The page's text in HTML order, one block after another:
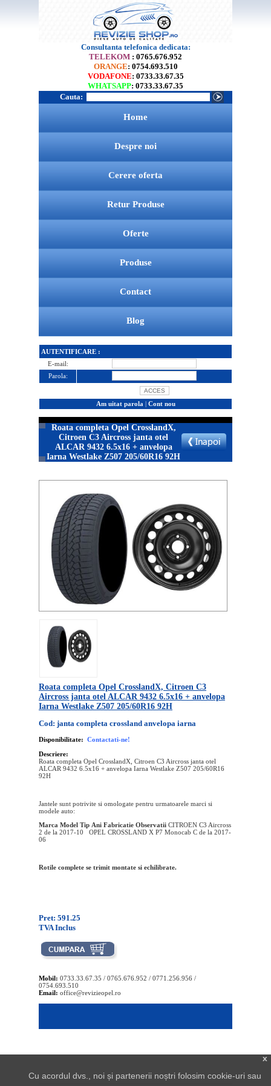
Consultanta telefonica dedicata:
TELEKOM : 0765.676.952
ORANGE: 0754.693.510
VODAFONE: 0733.33.67.35
WHATSAPP: 0733.33.67.35
Cauta:
Home
Despre noi
Cerere oferta
Retur Produse
Oferte
Produse
Contact
Blog
AUTENTIFICARE :
E-mail:
Parola:
Am uitat parola | Cont nou
Roata completa Opel CrosslandX,
Citroen C3 Aircross janta otel
ALCAR 9432 6.5x16 + anvelopa
Iarna Westlake Z507 205/60R16 92H
Roata completa Opel CrosslandX, Citroen C3
Aircross janta otel ALCAR 9432 6.5x16 + anvelopa
Iarna Westlake Z507 205/60R16 92H
Cod: janta completa crossland anvelopa iarna
Disponibilitate: Contactati-ne!
Descriere:
Roata completa Opel CrosslandX, Citroen C3 Aircross janta otel
ALCAR 9432 6.5x16 + anvelopa Iarna Westlake Z507 205/60R16
92H
Jantele sunt potrivite si omologate pentru urmatoarele marci si
modele auto:
Marca Model Tip Ani Fabricatie Observatii CITROEN C3 Aircross
2 de la 2017-10 OPEL CROSSLAND X P7 Monocab C de la 2017-
06
Rotile complete se trimit montate si echilibrate.
Pret: 591.25
TVA Inclus
Mobil: 0733.33.67.35 / 0765.676.952 / 0771.256.956 /
0754.693.510
Email: office@revizieopel.ro
x
Cu acordul dvs., noi și partenerii noștri folosim cookie-uri sau